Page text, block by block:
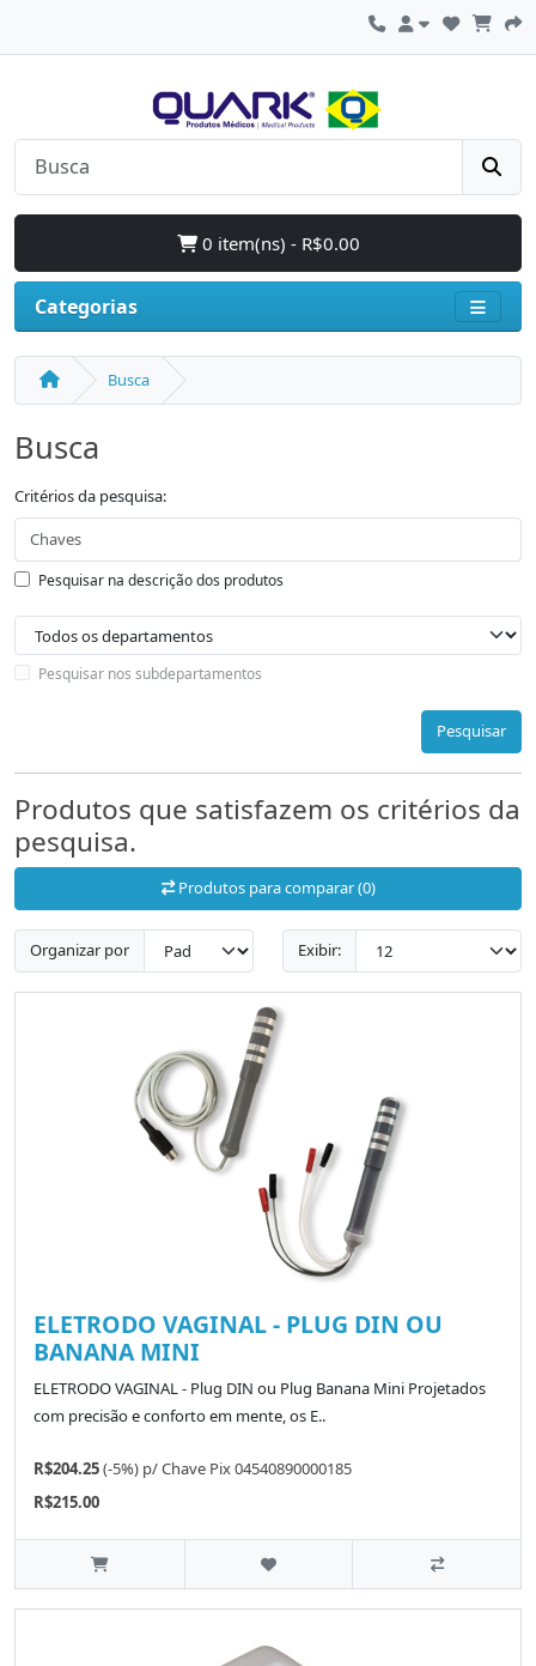
0 item(ns) - R$0.00
Categorias
Busca
Busca
Critérios da pesquisa:
Pesquisar na descrição dos produtos
Pesquisar nos subdepartamentos
Pesquisar
Produtos que satisfazem os critérios da
pesquisa.
Produtos para comparar (0)
Organizar por Exibir:
ELETRODO VAGINAL - PLUG DIN OU
BANANA MINI
ELETRODO VAGINAL - Plug DIN ou Plug Banana Mini Projetados
com precisão e conforto em mente, os E..
R$204.25(-5%) p/Chave Pix 04540890000185
R$215.00